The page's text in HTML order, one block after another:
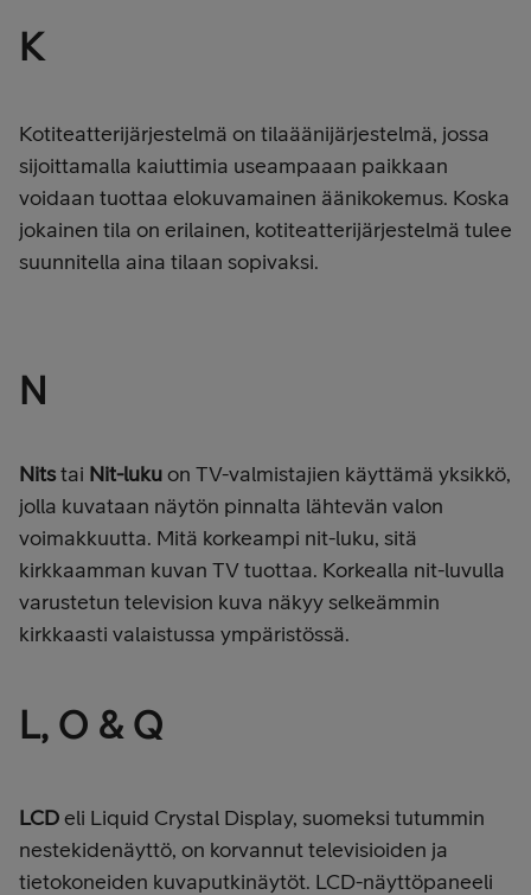
K
Kotiteatterijärjestelmä on tilaäänijärjestelmä, jossa
sijoittamalla kaiuttimia useampaaan paikkaan
voidaan tuottaa elokuvamainen äänikokemus. Koska
jokainen tila on erilainen, kotiteatterijärjestelmä tulee
suunnitella aina tilaan sopivaksi.
N
Nitstai Nit-lukuon TV-valmistajien käyttämä yksikkö,
jolla kuvataan näytön pinnalta lähtevän valon
voimakkuutta. Mitä korkeampi nit-luku, sitä
kirkkaamman kuvan TV tuottaa. Korkealla nit-luvulla
varustetun television kuva näkyy selkeämmin
kirkkaasti valaistussa ympäristössä.
L, O & Q
LCDeli Liquid Crystal Display, suomeksi tutummin
nestekidenäyttö, on korvannut televisioiden ja
tietokoneiden kuvaputkinäytöt. LCD-näyttöpaneeli